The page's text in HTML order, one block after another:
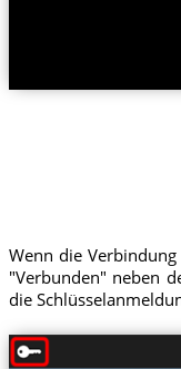
Wenn die
"Verbunden" neben
die